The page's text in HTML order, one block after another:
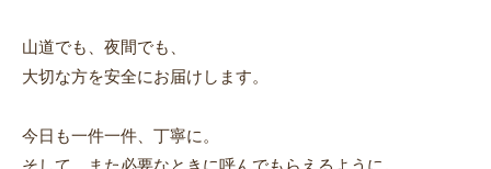
山道でも、夜間でも、
大切な方を安全にお届けします。
今日も一件一件、丁寧に。